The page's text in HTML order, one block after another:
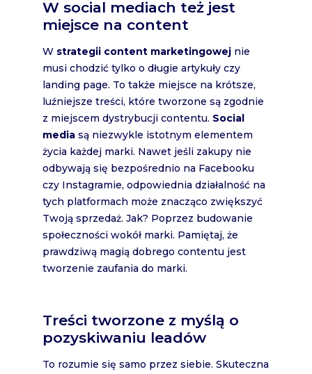
W social mediach też jest
miejsce na content
W strategii content marketingowejnie
musi chodzić tylko o długie artykuły czy
landing page. To także miejsce na krótsze,
luźniejsze treści, które tworzone są zgodnie
z miejscem dystrybucji contentu. Social
mediasą niezwykle istotnym elementem
życia każdej marki. Nawet jeśli zakupy nie
odbywają się bezpośrednio na Facebooku
czy Instagramie, odpowiednia działalność na
tych platformach może znacząco zwiększyć
Twoją sprzedaż. Jak? Poprzez budowanie
społeczności wokół marki. Pamiętaj, że
prawdziwą magią dobrego contentu jest
tworzenie zaufania do marki.
Treści tworzone z myślą o
pozyskiwaniu leadów
To rozumie się samo przez siebie. Skuteczna